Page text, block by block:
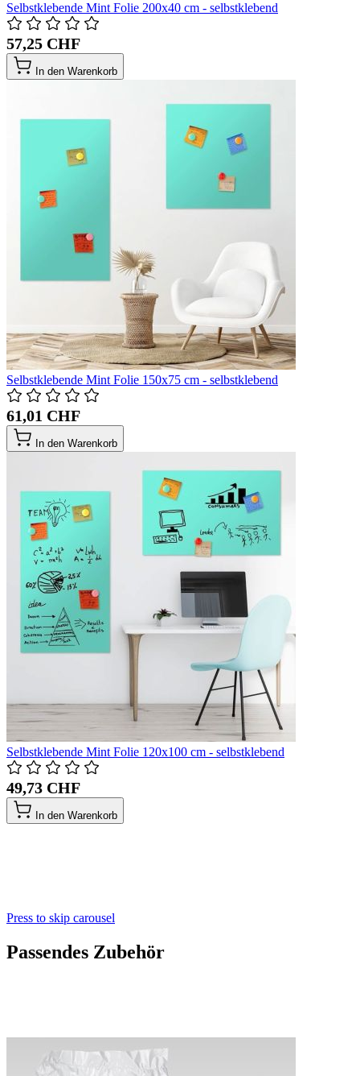
Selbstklebende Mint Folie 200x40 cm - selbstklebend
57,25 CHF
In den Warenkorb
Selbstklebende Mint Folie 150x75 cm - selbstklebend
61,01 CHF
In den Warenkorb
Selbstklebende Mint Folie 120x100 cm - selbstklebend
49,73 CHF
In den Warenkorb
Press to skip carousel
Passendes Zubehör